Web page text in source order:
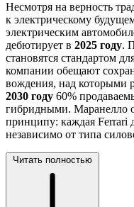
Несмотря на верность
к электрическому
электрическим
дебютирует в 2025 году.
становятся стандартом
компании обещают
вождения, над которыми
2030 году 60%
гибридными. Маранелло
принципу: каждая Ferrari
независимо от типа
Читать полностью